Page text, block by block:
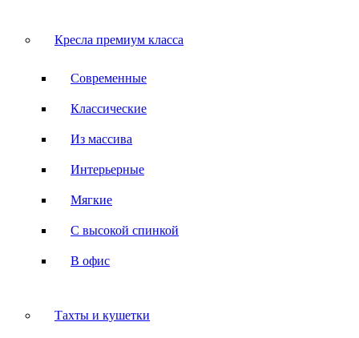
Кресла премиум класса
Современные
Классические
Из массива
Интерьерные
Мягкие
С высокой спинкой
В офис
Тахты и кушетки